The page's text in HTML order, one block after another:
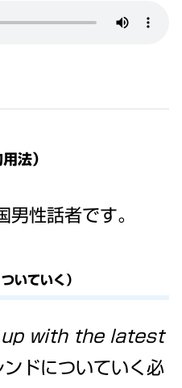
法）
男性話者です。
いていく）
up with the latest
ンドについていく必